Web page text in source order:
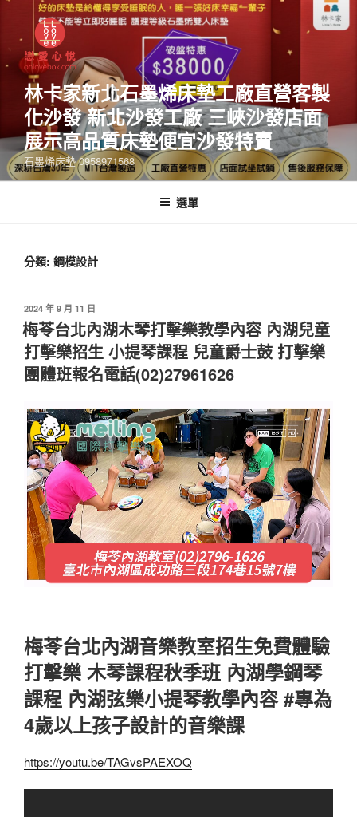
林卡家新北石墨烯床墊工廠直營客製
化沙發 新北沙發工廠 三峽沙發店面
展示高品質床墊便宜沙發特賣
石墨烯床墊 0958971568
選單
分類: 鋼模設計
2024 年 9 月 11 日
梅苓台北內湖木琴打擊樂教學內容 內湖兒童
打擊樂招生 小提琴課程 兒童爵士鼓 打擊樂
團體班報名電話(02)27961626
梅苓台北內湖音樂教室招生免費體驗
打擊樂 木琴課程秋季班 內湖學鋼琴
課程 內湖弦樂小提琴教學內容 #專為
4歲以上孩子設計的音樂課
https://youtu.be/TAGvsPAEXOQ